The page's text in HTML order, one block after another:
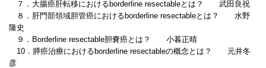
７．大腸癌肝転移におけるborderline resectableとは？ 武田良祝
８．肝門部領域胆管癌におけるborderline resectableとは？ 水野
隆史
９．Borderline resectable胆嚢癌とは？ 小暮正晴
10．膵癌治療におけるborderline resectableの概念とは？ 元井冬
彦